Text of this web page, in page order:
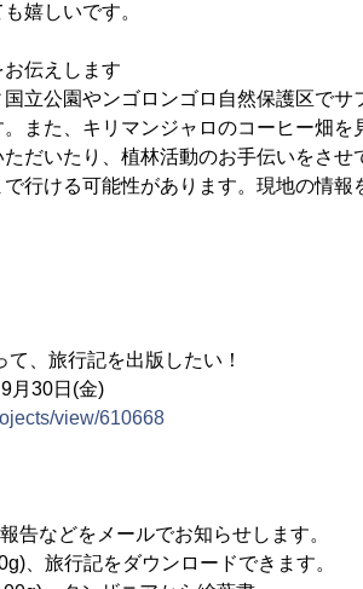
嬉しいです。
伝えします
立公園やンゴロンゴロ自然保護区でサ
また、キリマンジャロのコーヒー畑を
だいたり、植林活動のお手伝いをさせ
行ける可能性があります。現地の情報
記を出版したい！
30日(金)
view/610668
告などをメールでお知らせします。
、旅行記をダウンロードできます。